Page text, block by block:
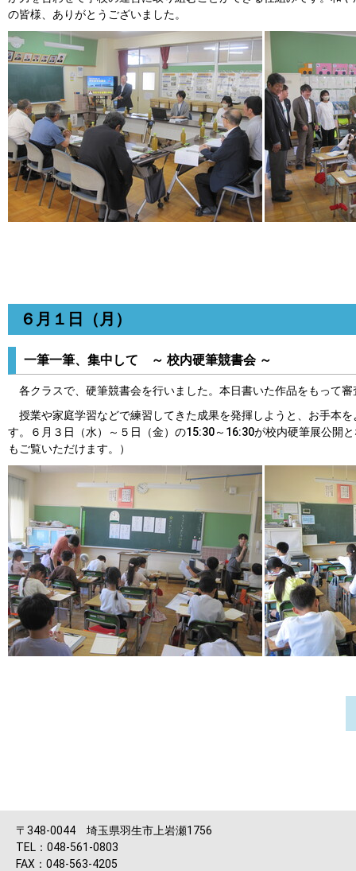
の皆様、ありがとうございました。
６月１日（月）
一筆一筆、集中して ～ 校内硬筆競書会 ～
各クラスで、硬筆競書会を行いました。本日書いた作品をもって審
授業や家庭学習などで練習してきた成果を発揮しようと、お手本
す。６月３日（水）～５日（金）の15:30～16:30が校内硬筆展公開
もご覧いただけます。）
〒348-0044 埼玉県羽生市上岩瀬1756
TEL：048-561-0803
FAX：048-563-4205